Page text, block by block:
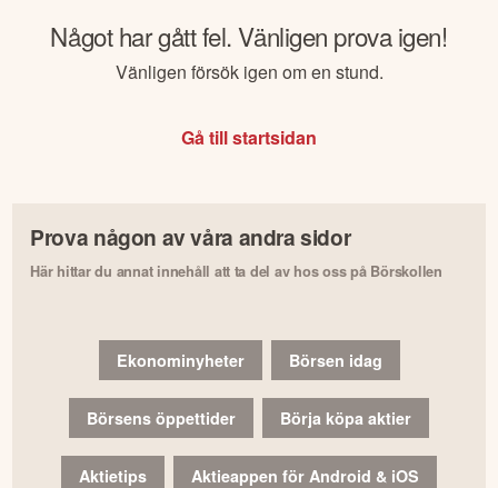
Något har gått fel. Vänligen prova igen!
Vänligen försök igen om en stund.
Gå till startsidan
Prova någon av våra andra sidor
Här hittar du annat innehåll att ta del av hos oss på Börskollen
Ekonominyheter Börsen idag
Börsens öppettider Börja köpa aktier
Aktietips Aktieappen för Android & iOS